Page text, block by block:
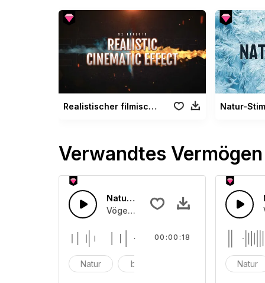
Realistischer filmischer Effekt Natur-
Verwandtes Vermögen
Natur fx 44
Vögel, Wind, Blumen und
Natur blumen
00:00:18
Natur